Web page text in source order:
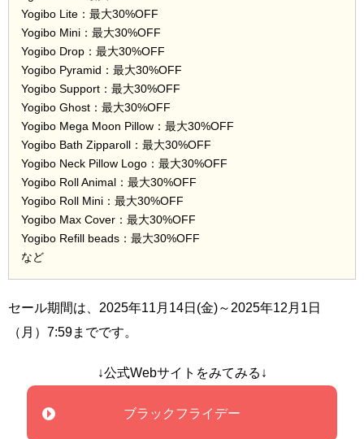
Yogibo Lite：最大30%OFF
Yogibo Mini：最大30%OFF
Yogibo Drop：最大30%OFF
Yogibo Pyramid：最大30%OFF
Yogibo Support：最大30%OFF
Yogibo Ghost：最大30%OFF
Yogibo Mega Moon Pillow：最大30%OFF
Yogibo Bath Zipparoll：最大30%OFF
Yogibo Neck Pillow Logo：最大30%OFF
Yogibo Roll Animal：最大30%OFF
Yogibo Roll Mini：最大30%OFF
Yogibo Max Cover：最大30%OFF
Yogibo Refill beads：最大30%OFF
など
セール期間は、2025年11月14日(金)～2025年12月1日
（月）7:59までです。
↓公式Webサイトをみてみる↓
ブラックフライデー